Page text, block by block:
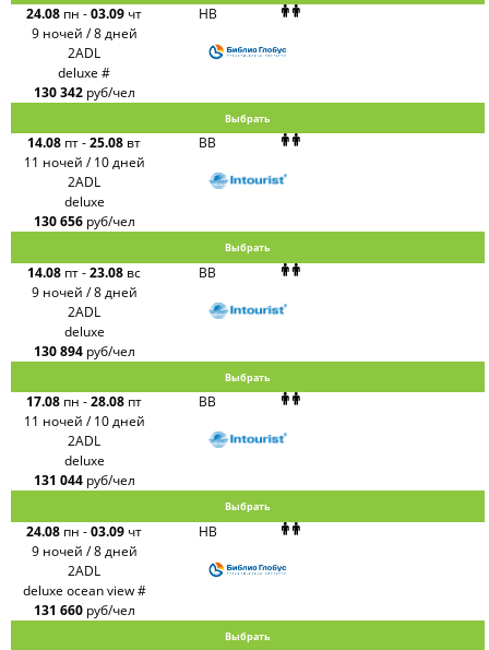
24.08 пн -03.09 чт
9 ночей / 8 дней
HB
2ADL
deluxe #
130 342 руб/чел
Выбрать
14.08 пт-25.08 вт
11 ночей / 10 дней
BB
2ADL
deluxe
130 656 руб/чел
Выбрать
14.08 пт-23.08 вс
9 ночей / 8 дней
BB
2ADL
deluxe
130 894 руб/чел
Выбрать
17.08 пн -28.08 пт
11 ночей / 10 дней
BB
2ADL
deluxe
131 044 руб/чел
Выбрать
24.08 пн -03.09 чт
9 ночей / 8 дней
HB
2ADL
deluxe ocean view #
131 660 руб/чел
Выбрать